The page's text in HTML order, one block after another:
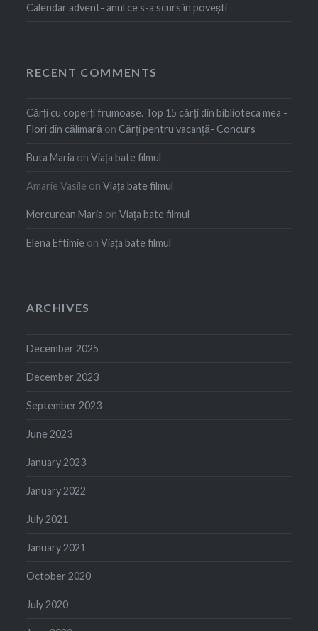
Calendar advent- anul ce s-a scurs în povești
RECENT COMMENTS
Cărți cu coperți frumoase. Top 15 cărți din biblioteca mea -
Flori din călimară on Cărți pentru vacanță- Concurs
Buta Maria onViața bate filmul
Amarie Vasile onViața bate filmul
Mercurean Maria onViața bate filmul
Elena Eftimie onViața bate filmul
ARCHIVES
December 2025
December 2023
September 2023
June 2023
January 2023
January 2022
July 2021
January 2021
October 2020
July 2020